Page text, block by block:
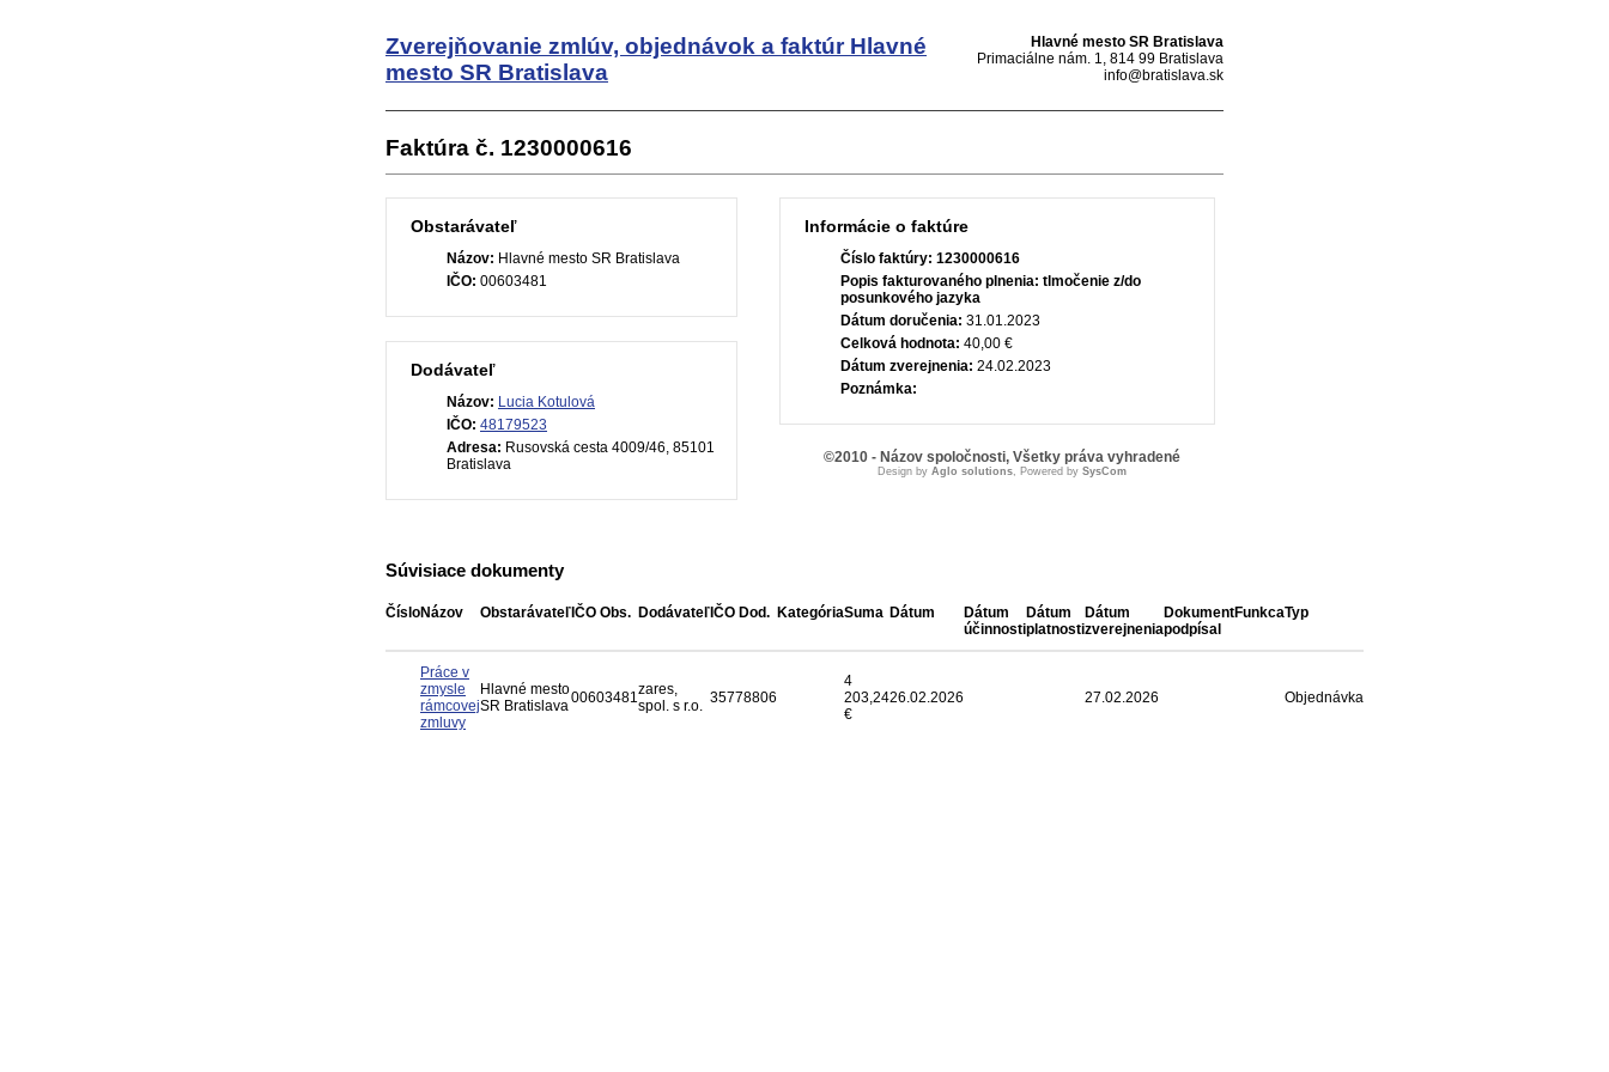
Zverejňovanie zmlúv, objednávok a faktúr Hlavné
mesto SR Bratislava
Hlavné mesto SR Bratislava
Primaciálne nám. 1, 814 99 Bratislava
info@bratislava.sk
Faktúra č. 1230000616
Obstarávateľ
Názov: Hlavné mesto SR Bratislava
IČO: 00603481
Dodávateľ
Názov: Lucia Kotulová
IČO: 48179523
Adresa: Rusovská cesta 4009/46, 85101
Bratislava
Informácie o faktúre
Číslo faktúry: 1230000616
Popis fakturovaného plnenia: tlmočenie z/do
posunkového jazyka
Dátum doručenia: 31.01.2023
Celková hodnota: 40,00 €
Dátum zverejnenia: 24.02.2023
Poznámka:
Súvisiace dokumenty
ČísloNázov Obstarávateľ IČO Obs. Dodávateľ IČO Dod. KategóriaSuma Dátum
Dátum
účinnosti
Dátum
platnosti
Dátum
zverejnenia
Dokument
podpísal
FunkcaTyp
Práce v
zmysle
rámcovej
zmluvy
Hlavné mesto
SR Bratislava00603481zares,
spol. s r.o. 35778806
4
203,24
€
26.02.2026 27.02.2026 Objednávka
©2010 - Názov spoločnosti, Všetky práva vyhradené
Design by Aglo solutions, Powered by SysCom